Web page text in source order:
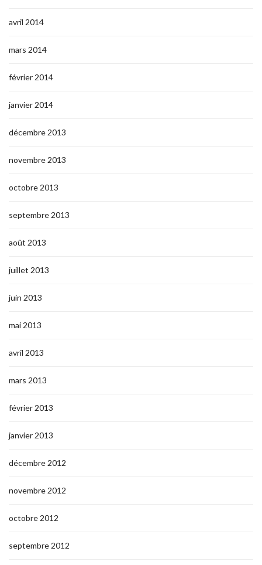
avril 2014
mars 2014
février 2014
janvier 2014
décembre 2013
novembre 2013
octobre 2013
septembre 2013
août 2013
juillet 2013
juin 2013
mai 2013
avril 2013
mars 2013
février 2013
janvier 2013
décembre 2012
novembre 2012
octobre 2012
septembre 2012